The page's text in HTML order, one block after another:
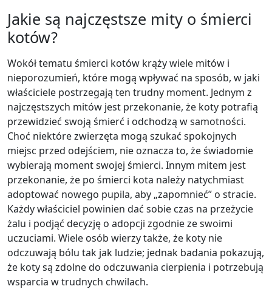
Jakie są najczęstsze mity o śmierci
kotów?
Wokół tematu śmierci kotów krąży wiele mitów i
nieporozumień, które mogą wpływać na sposób, w jaki
właściciele postrzegają ten trudny moment. Jednym z
najczęstszych mitów jest przekonanie, że koty potrafią
przewidzieć swoją śmierć i odchodzą w samotności.
Choć niektóre zwierzęta mogą szukać spokojnych
miejsc przed odejściem, nie oznacza to, że świadomie
wybierają moment swojej śmierci. Innym mitem jest
przekonanie, że po śmierci kota należy natychmiast
adoptować nowego pupila, aby „zapomnieć” o stracie.
Każdy właściciel powinien dać sobie czas na przeżycie
żalu i podjąć decyzję o adopcji zgodnie ze swoimi
uczuciami. Wiele osób wierzy także, że koty nie
odczuwają bólu tak jak ludzie; jednak badania pokazują,
że koty są zdolne do odczuwania cierpienia i potrzebują
wsparcia w trudnych chwilach.